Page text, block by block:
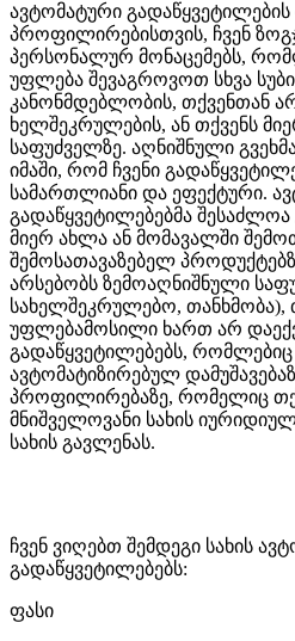
ავტომატური
პროფილირებისთვის, ჩვენ
პერსონალურ მონაცემებს,
უფლება შევაგროვოთ სხვა
კანონმდებლობის, თქვენთან
ხელშეკრულების, ან თქვენს
საფუძველზე. აღნიშნული
იმაში, რომ ჩვენი
სამართლიანი და ეფექტური.
გადაწყვეტილებებმა
მიერ ახლა ან მომავალში
შემოსათავაზებელ
არსებობს ზემოაღნიშნული
სახელშეკრულებო, თანხმობა),
უფლებამოსილი ხართ არ
გადაწყვეტილებებს,
ავტომატიზირებულ
პროფილირებაზე, რომელიც
მნიშველოვანი სახის
სახის გავლენას.
ჩვენ ვიღებთ შემდეგი სახის
გადაწყვეტილებებს:
ფასი